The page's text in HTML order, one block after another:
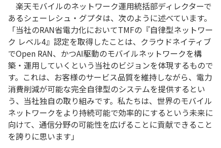
楽天モバイルのネットワーク運用統括部ディレクターで
あるシェーレシュ・グプタは、次のように述べています。
「当社のRAN省電力化においてTMFの『自律型ネットワー
ク レベル4』認定を取得したことは、クラウドネイティブ
でOpen RAN、かつAI駆動のモバイルネットワークを構
築・運用していくという当社のビジョンを体現するもので
す。これは、お客様のサービス品質を維持しながら、電力
消費削減が可能な完全自律型のシステムを提供するとい
う、当社独自の取り組みです。私たちは、世界のモバイル
ネットワークをより持続可能で効率的にするという未来に
向けて、通信分野の可能性を広げることに貢献できること
を誇りに思います」